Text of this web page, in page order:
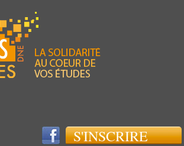
S'INSCRIRE